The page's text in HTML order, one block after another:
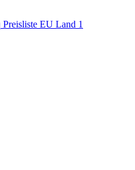
EU Land 1